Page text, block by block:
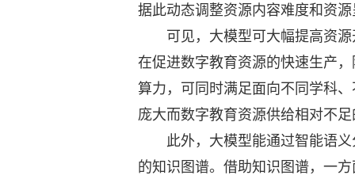
据此动态调整资源内容难度和资
可见，大模型可大幅提高资源
在促进数字教育资源的快速生产
算力，可同时满足面向不同学科
庞大而数字教育资源供给相对不
此外，大模型能通过智能语义
的知识图谱。借助知识图谱，一